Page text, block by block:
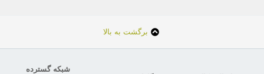
برگشت به بالا
شبکه گسترده